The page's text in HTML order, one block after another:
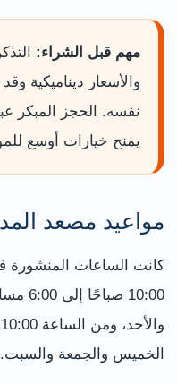
مهم قبل الشراء:
والأسعار ديناميكية
نفسه. الحجز المبكر
يمنح خيارات أوسع
مواعيد مصعد
10:00
الخميس والجمعة والسبت.